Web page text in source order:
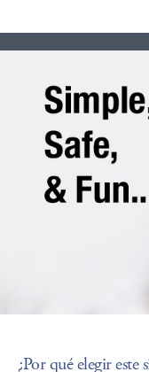
¿Por qué elegir este